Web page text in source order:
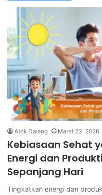
Atok Dalang Maret 23, 2026
Kebiasaan Sehat
Energi dan
Sepanjang Hari
Tingkatkan energi dan